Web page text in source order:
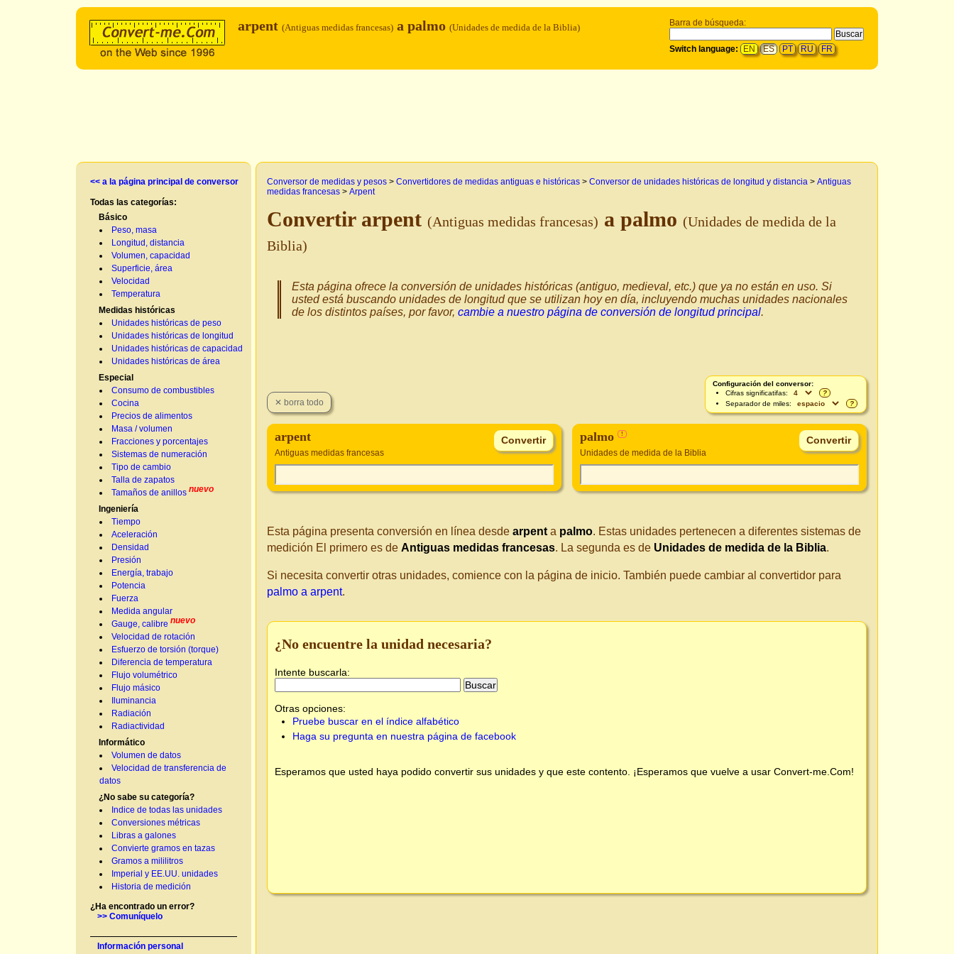
Barra de búsqueda:
Switch language: EN ES PT RU FR
arpent (Antiguas medidas francesas) a palmo (Unidades de medida de la Biblia)
<< a la página principal de conversor
Todas las categorías:
Básico
Peso, masa
Longitud, distancia
Volumen, capacidad
Superficie, área
Velocidad
Temperatura
Medidas históricas
Unidades históricas de peso
Unidades históricas de longitud
Unidades históricas de capacidad
Unidades históricas de área
Especial
Consumo de combustibles
Cocina
Precios de alimentos
Masa / volumen
Fracciones y porcentajes
Sistemas de numeración
Tipo de cambio
Talla de zapatos
Tamaños de anillos nuevo
Ingeniería
Tiempo
Aceleración
Densidad
Presión
Energía, trabajo
Potencia
Fuerza
Medida angular
Gauge, calibre nuevo
Velocidad de rotación
Esfuerzo de torsión (torque)
Diferencia de temperatura
Flujo volumétrico
Flujo másico
Iluminancia
Radiación
Radiactividad
Informático
Volumen de datos
Velocidad de transferencia de
datos
¿No sabe su categoría?
Indice de todas las unidades
Conversiones métricas
Libras a galones
Convierte gramos en tazas
Gramos a mililitros
Imperial y EE.UU. unidades
Historia de medición
¿Ha encontrado un error?
>> Comuníquelo
Información personal
Conversor de medidas y pesos > Convertidores de medidas antiguas e históricas > Conversor de unidades históricas de longitud y distancia > Antiguas
medidas francesas > Arpent
Convertir arpent (Antiguas medidas francesas) a palmo (Unidades de medida de la
Biblia)
Esta página ofrece la conversión de unidades históricas (antiguo, medieval, etc.) que ya no están en uso. Si
usted está buscando unidades de longitud que se utilizan hoy en día, incluyendo muchas unidades nacionales
de los distintos países, por favor, cambie a nuestro página de conversión de longitud principal.
Configuración del conversor:
Cifras significatifas:
?
Separador de miles:
?
arpent
Antiguas medidas francesas
palmo !
Unidades de medida de la Biblia
Esta página presenta conversión en línea desde arpent a palmo. Estas unidades pertenecen a diferentes sistemas de
medición El primero es de Antiguas medidas francesas. La segunda es de Unidades de medida de la Biblia.
Si necesita convertir otras unidades, comience con la página de inicio. También puede cambiar al convertidor para
palmo a arpent.
¿No encuentre la unidad necesaria?
Intente buscarla:
Otras opciones:
Pruebe buscar en el índice alfabético
Haga su pregunta en nuestra página de facebook
Esperamos que usted haya podido convertir sus unidades y que este contento. ¡Esperamos que vuelve a usar Convert-me.Com!